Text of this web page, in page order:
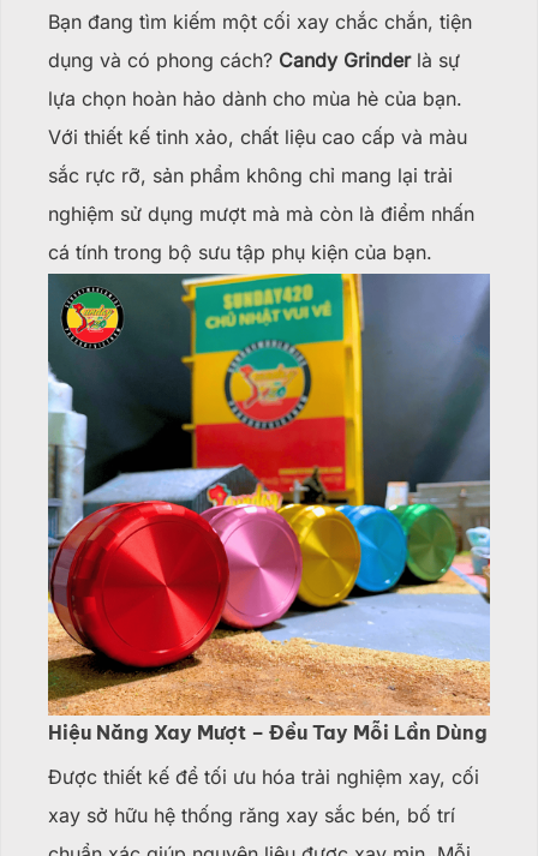
Bạn đang tìm kiếm một cối xay chắc chắn, tiện
dụng và có phong cách? Candy Grinder là sự
lựa chọn hoàn hảo dành cho mùa hè của bạn.
Với thiết kế tinh xảo, chất liệu cao cấp và màu
sắc rực rỡ, sản phẩm không chỉ mang lại trải
nghiệm sử dụng mượt mà mà còn là điểm nhấn
cá tính trong bộ sưu tập phụ kiện của bạn.
Hiệu Năng Xay Mượt – Đều Tay Mỗi Lần Dùng
Được thiết kế để tối ưu hóa trải nghiệm xay, cối
xay sở hữu hệ thống răng xay sắc bén, bố trí